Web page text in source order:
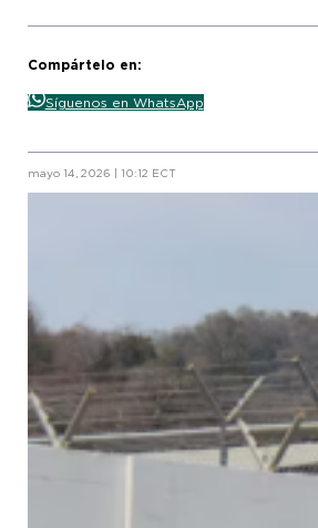
Compártelo en:
Síguenos en WhatsApp
mayo 14, 2026 | 10:12 ECT